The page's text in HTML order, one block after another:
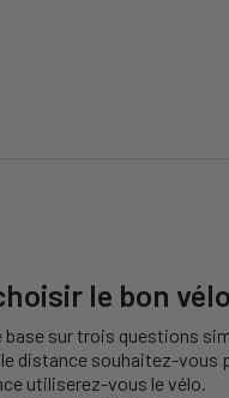
le bon vélo
base sur trois questions
distance souhaitez-vous
utiliserez-vous le vélo.